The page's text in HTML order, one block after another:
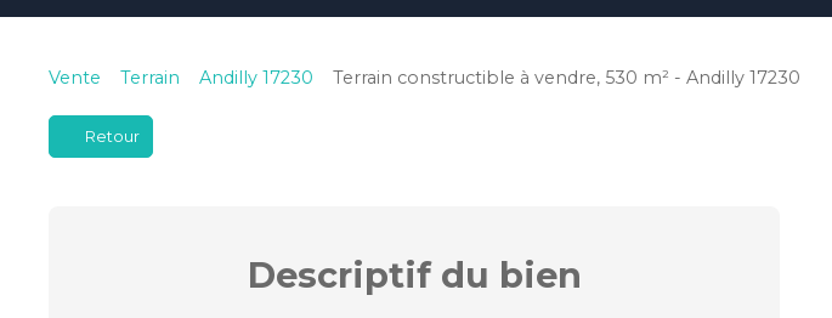
Vente Terrain Andilly 17230 Terrain constructible à vendre, 530 m² - Andilly 17230
Retour
Descriptifdu bien